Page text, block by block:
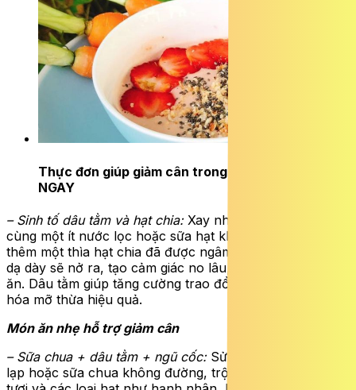
Thực đơn giúp giảm cân trong 1 tuần an toàn
NGAY
– Sinh tố dâu tằm và hạt chia:Xay nhuyễn dâu tằm tươi
cùng một ít nước lọc hoặc sữa hạt không đường, sau đó
thêm một thìa hạt chia đã được ngâm. Hạt chia khi vào
dạ dày sẽ nở ra, tạo cảm giác no lâu, hạn chế cơn thèm
ăn. Dâu tằm giúp tăng cường trao đổi chất, hỗ trợ tiêu
hóa mỡ thừa hiệu quả.
Món ăn nhẹ hỗ trợ giảm cân
– Sữa chua + dâu tằm + ngũ cốc: Sử dụng sữa chua hy
lạp hoặc sữa chua không đường, trộn cùng quả dâu tằm